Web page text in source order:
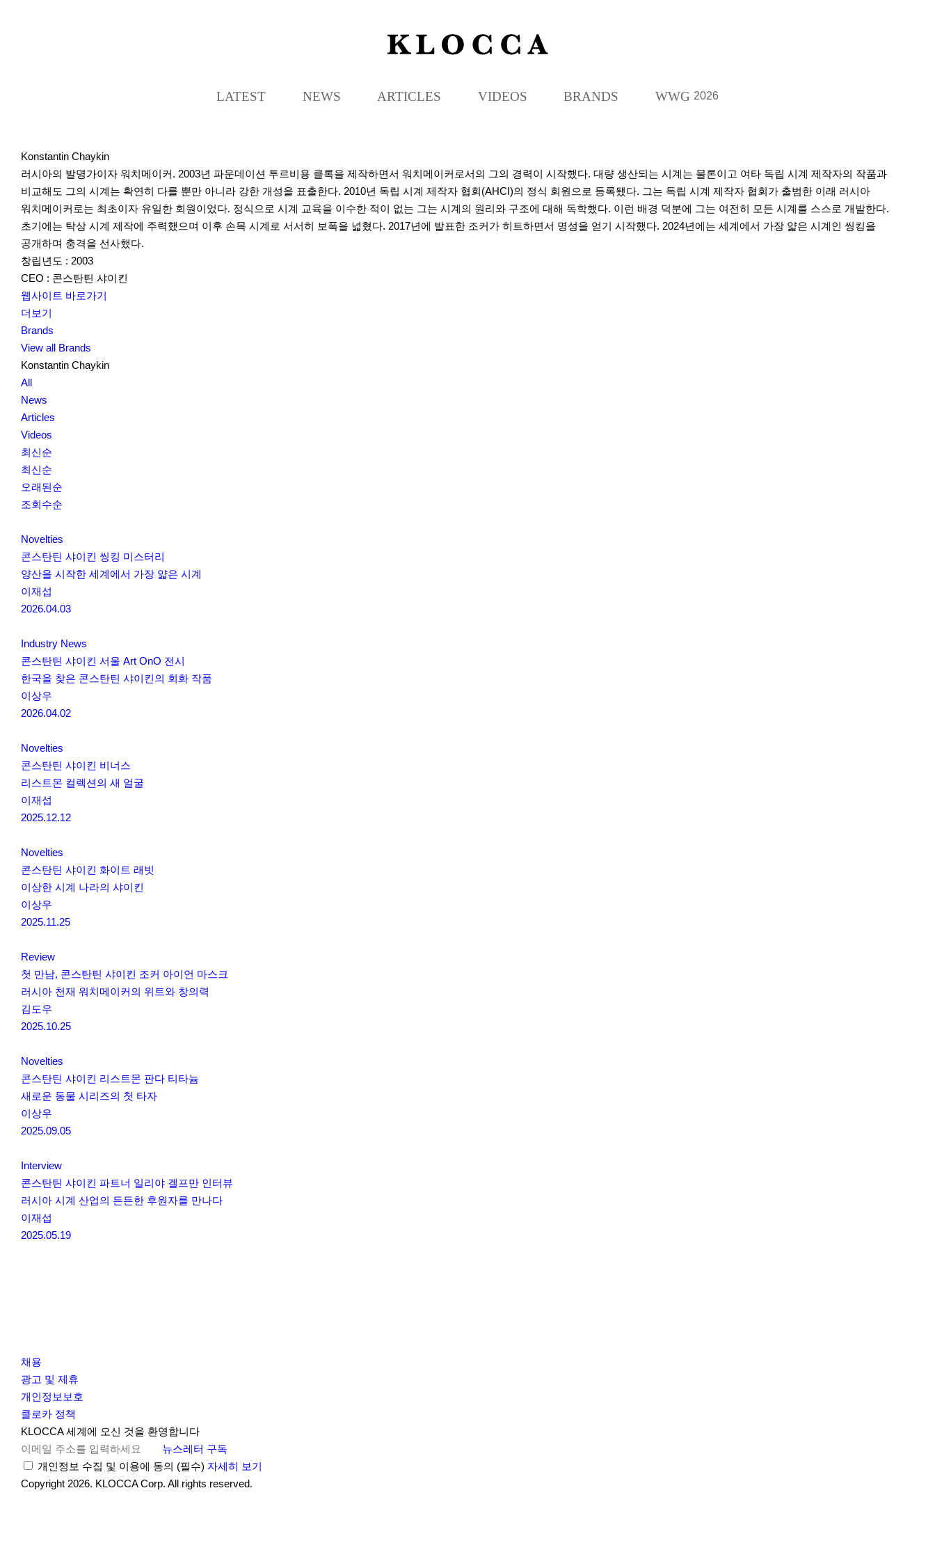
K
L
C
LATEST NEWS ARTICLES VIDEOS BRANDS WWG 2026
Konstantin Chaykin
러시아의 발명가이자 워치메이커. 2003년 파운데이션 투르비용 클록을 제작하면서 워치메이커로서의 그의 경력이 시작했다. 대량 생산되는 시계는 물론이고 여타 독립 시계 제작자의 작품과
비교해도 그의 시계는 확연히 다를 뿐만 아니라 강한 개성을 표출한다. 2010년 독립 시계 제작자 협회(AHCI)의 정식 회원으로 등록됐다. 그는 독립 시계 제작자 협회가 출범한 이래 러시아
워치메이커로는 최초이자 유일한 회원이었다. 정식으로 시계 교육을 이수한 적이 없는 그는 시계의 원리와 구조에 대해 독학했다. 이런 배경 덕분에 그는 여전히 모든 시계를 스스로 개발한다.
초기에는 탁상 시계 제작에 주력했으며 이후 손목 시계로 서서히 보폭을 넓혔다. 2017년에 발표한 조커가 히트하면서 명성을 얻기 시작했다. 2024년에는 세계에서 가장 얇은 시계인 씽킹을
공개하며 충격을 선사했다.
창립년도 : 2003
CEO : 콘스탄틴 샤이킨
웹사이트 바로가기
더보기
Brands
View all Brands
Konstantin Chaykin
All
News
Articles
Videos
최신순
최신순
오래된순
조회수순
Novelties
콘스탄틴 샤이킨 씽킹 미스터리
양산을 시작한 세계에서 가장 얇은 시계
이재섭
2026.04.03
Industry News
콘스탄틴 샤이킨 서울 Art OnO 전시
한국을 찾은 콘스탄틴 샤이킨의 회화 작품
이상우
2026.04.02
Novelties
콘스탄틴 샤이킨 비너스
리스트몬 컬렉션의 새 얼굴
이재섭
2025.12.12
Novelties
콘스탄틴 샤이킨 화이트 래빗
이상한 시계 나라의 샤이킨
이상우
2025.11.25
Review
첫 만남, 콘스탄틴 샤이킨 조커 아이언 마스크
러시아 천재 워치메이커의 위트와 창의력
김도우
2025.10.25
Novelties
콘스탄틴 샤이킨 리스트몬 판다 티타늄
새로운 동물 시리즈의 첫 타자
이상우
2025.09.05
Interview
콘스탄틴 샤이킨 파트너 일리야 겔프만 인터뷰
러시아 시계 산업의 든든한 후원자를 만나다
이재섭
2025.05.19
채용
광고 및 제휴
개인정보보호
클로카 정책
I
n
s
t
Y
o
u
t
K
L
O
C
KLOCCA 세계에 오신 것을 환영합니다
뉴스레터 구독
개인정보 수집 및 이용에 동의 (필수) 자세히 보기
Copyright 2026. KLOCCA Corp. All rights reserved.